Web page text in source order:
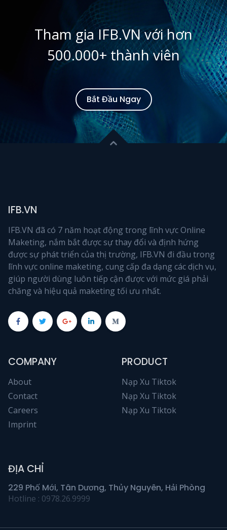
Tham gia IFB.VN với hơn
500.000+ thành viên
Bắt Đầu Ngay
IFB.VN
IFB.VN đã có 7 năm hoạt động trong lĩnh vực Online
Maketing, nắm bắt được sự thay đổi và định hứng
được sự phát triển của thị trường, IFB.VN đi đầu trong
lĩnh vực online maketing, cung cấp đa dạng các dịch vụ,
giúp người dùng luôn tiếp cận được với mức giá phải
chăng và hiệu quả maketing tối ưu nhất.
COMPANY
About
Contact
Careers
Imprint
PRODUCT
Nạp Xu Tiktok
Nạp Xu Tiktok
Nạp Xu Tiktok
ĐỊA CHỈ
229 Phố Mới, Tân Dương, Thủy Nguyên, Hải Phòng
Hotline : 0978.26.9999